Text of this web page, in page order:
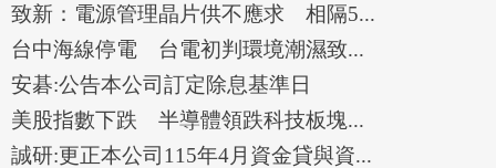
致新：電源管理晶片供不應求 相隔5...
台中海線停電 台電初判環境潮濕致...
安碁:公告本公司訂定除息基準日
美股指數下跌 半導體領跌科技板塊...
誠研:更正本公司115年4月資金貸與資...